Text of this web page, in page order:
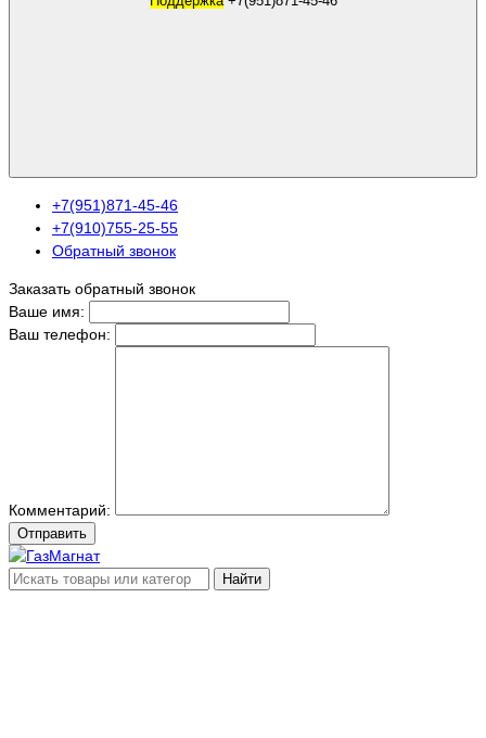
+7(951)871-45-46
+7(910)755-25-55
Обратный звонок
Заказать обратный звонок
Ваше имя:
Ваш телефон:
Комментарий:
Отправить
Найти